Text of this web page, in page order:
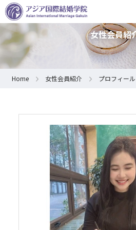
女性会員紹
Home 女性会員紹介 プロフィール